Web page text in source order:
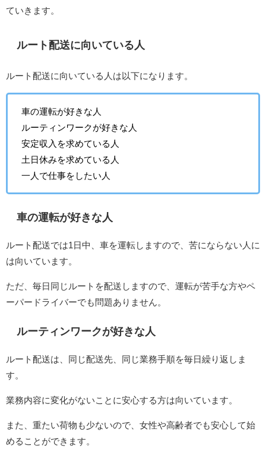
ていきます。
ルート配送に向いている人
ルート配送に向いている人は以下になります。
車の運転が好きな人
ルーティンワークが好きな人
安定収入を求めている人
土日休みを求めている人
一人で仕事をしたい人
車の運転が好きな人
ルート配送では1日中、車を運転しますので、苦にならない人に
は向いています。
ただ、毎日同じルートを配送しますので、運転が苦手な方やペ
ーパードライバーでも問題ありません。
ルーティンワークが好きな人
ルート配送は、同じ配送先、同じ業務手順を毎日繰り返しま
す。
業務内容に変化がないことに安心する方は向いています。
また、重たい荷物も少ないので、女性や高齢者でも安心して始
めることができます。